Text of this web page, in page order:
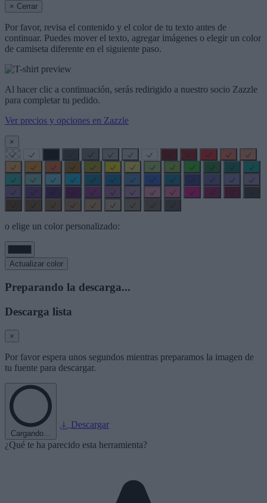
× Cerrar
Por favor, revisa el contenido y el color de tu texto antes de
continuar. Puedes mover el texto, agregar imágenes o elegir un color
de camiseta diferente en el siguiente paso.
Al hacer clic a continuación, serás redirigido a nuestro socio Zazzle
para completar tu pedido.
Ver precios y opciones en Zazzle
×
o elige un color personalizado:
Actualizar color
Preparando la descarga...
Descarga lista
×
Por favor espera unos segundos mientras preparamos la imagen de
tu fuente para descargar.
Cargando...
Descargar
¿Qué te ha parecido esta herramienta?